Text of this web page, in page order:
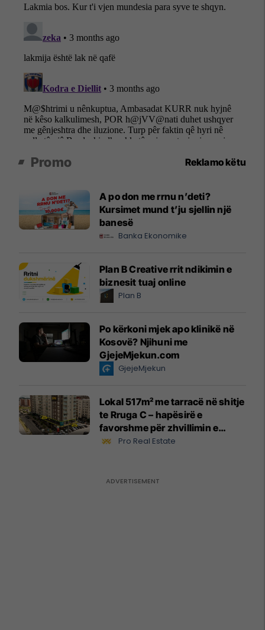
Promo Reklamo këtu
A po don me rrnu n’deti?
Kursimet mund t’ju sjellin një
banesë
Banka Ekonomike
Plan B Creative rrit ndikimin e
biznesit tuaj online
Plan B
Po kërkoni mjek apo klinikë në
Kosovë? Njihuni me
GjejeMjekun.com
GjejeMjekun
Lokal 517m² me tarracë në shitje
te Rruga C – hapësirë e
favorshme për zhvillimin e
biznesit #15796
Pro Real Estate